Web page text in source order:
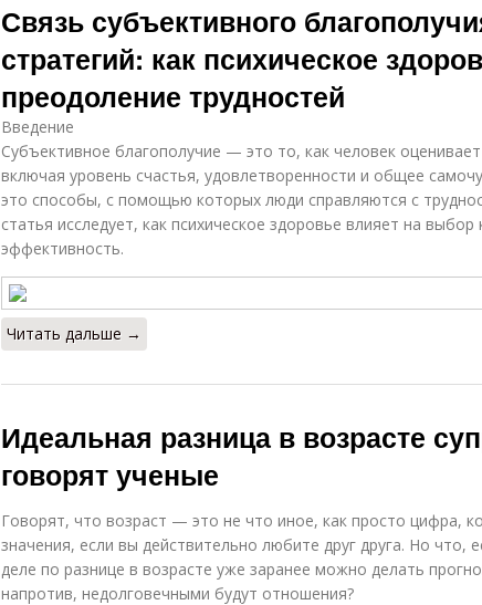
Связь субъективного
стратегий: как психическое
преодоление трудностей
Введение
Субъективное благополучие — это то, как человек
включая уровень счастья, удовлетворенности и общее
это способы, с помощью которых люди справляются с
статья исследует, как психическое здоровье влияет на выбор
эффективность.
Читать дальше →
Идеальная разница в возрасте
говорят ученые
Говорят, что возраст — это не что иное, как просто цифра,
значения, если вы действительно любите друг друга. Но что,
деле по разнице в возрасте уже заранее можно делать
напротив, недолговечными будут отношения?